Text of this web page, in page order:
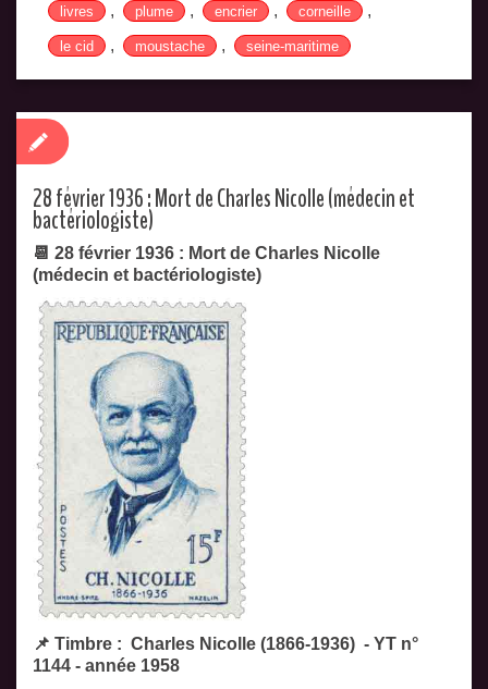
livres , plume , encrier , corneille ,
le cid , moustache , seine-maritime
28 février 1936 : Mort de Charles Nicolle (médecin et
bactériologiste)
📆 28 février 1936 : Mort de Charles Nicolle
(médecin et bactériologiste)
📌 Timbre : Charles Nicolle (1866-1936) - YT n°
1144 - année 1958